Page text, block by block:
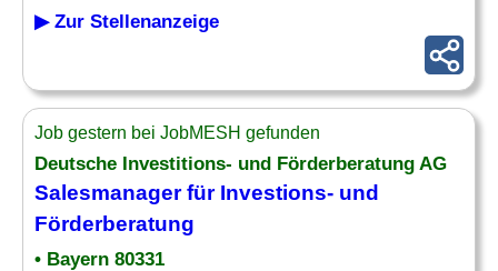
▶ Zur Stellenanzeige
Job gestern bei JobMESH gefunden
Deutsche Investitions- und Förderberatung AG
Salesmanager für Investions- und
Förderberatung
• Bayern 80331